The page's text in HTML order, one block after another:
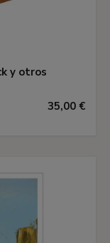
y otros
35,00 €